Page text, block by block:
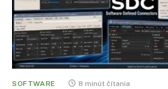
SOFTWARE 8 minút čítania